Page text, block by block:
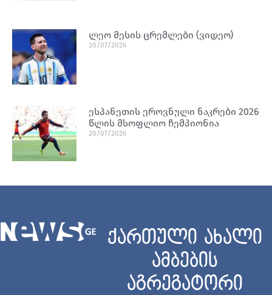
ლეო მესის ცრემლები (ვიდეო)
20/07/2026
ესპანეთის ეროვნული ნაკრები 2026
წლის მსოფლიო ჩემპიონია
20/07/2026
ქართული ახალი
ამბების
აგრეგატორი